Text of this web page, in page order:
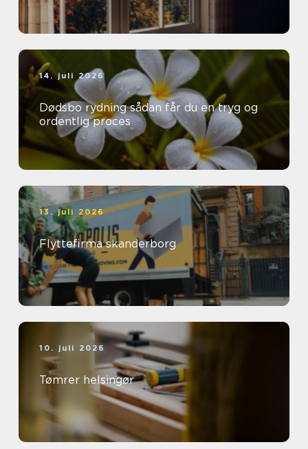
14. juli 2026
Dødsbo rydning sådan får du en tryg og
ordentlig proces
13. juli 2026
Flyttefirma skanderborg
10. juli 2026
Tømrer helsingør